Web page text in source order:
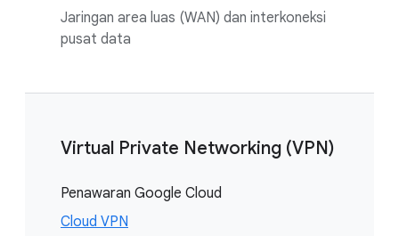
Jaringan area luas (WAN) dan interkoneksi
pusat data
Virtual Private Networking (VPN)
Penawaran Google Cloud
Cloud VPN